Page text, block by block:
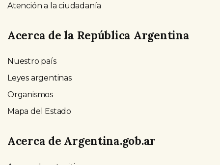
Atención a la ciudadanía
Acerca de la República Argentina
Nuestro país
Leyes argentinas
Organismos
Mapa del Estado
Acerca de Argentina.gob.ar